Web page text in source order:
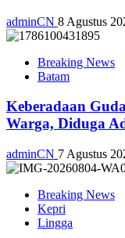
adminCN 8 Agustus
Breaking News
Batam
Keberadaan
Warga, Diduga
adminCN 7 Agustus
Breaking News
Kepri
Lingga